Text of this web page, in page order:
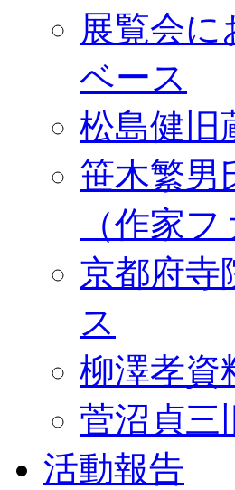
展覧会
ベース
松島健旧
笹木繁男
（作家フ
京都府寺
ス
柳澤孝資
菅沼貞三
活動報告